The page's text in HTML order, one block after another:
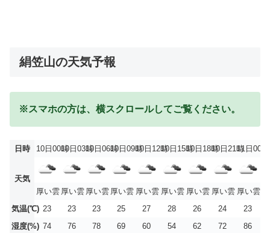
絹笠山の天気予報
※スマホの方は、横スクロールしてご覧ください。
日時 10日00時10日03時10日06時10日09時10日12時10日15時10日18時10日21時11日00時
天気
厚い雲 厚い雲 厚い雲 厚い雲 厚い雲 厚い雲 厚い雲 厚い雲 厚い雲
気温(℃) 23 23 23 25 27 28 26 24
23
湿度(%) 74 76 78 69 60 54 62 72
86